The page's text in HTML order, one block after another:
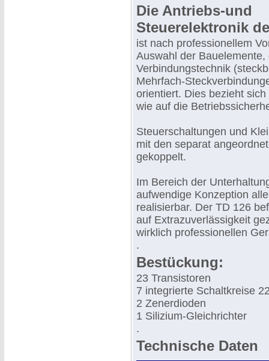
Die Antriebs-und
Steuerelektronik
ist nach professionellem
Auswahl der
Verbindungstechnik
Mehrfach-
orientiert. Dies bezieht
wie auf die
Steuerschaltungen und
mit den separat
gekoppelt.
Im Bereich der
aufwendige Konzeption
realisierbar. Der TD 126
auf Extrazuverlässigkeit
wirklich professionellen
.
Bestückung:
23 Transistoren
7 integrierte Schaltkreise
2 Zenerdioden
1 Silizium-Gleichrichter
.
Technische Daten